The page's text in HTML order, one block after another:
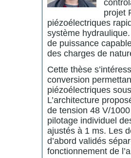
projet
piézoélectriques
système
de puissance
des charges de
Cette thèse
conversion
piézoélectriques
L’architecture
de tension 48 V/
pilotage individuel
ajustés à 1 ms. Les
d’abord validés
fonctionnement de